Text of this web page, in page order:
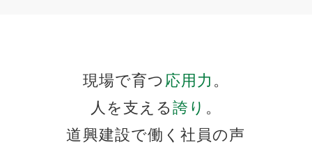
現場で育つ 応用力 。
人を支える誇り 。
道興建設で働く社員の声